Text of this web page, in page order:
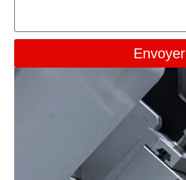
Envoyer